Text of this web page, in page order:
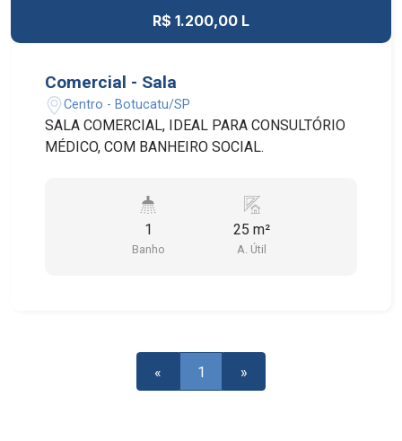
R$ 1.200,00 L
Comercial - Sala
Centro - Botucatu/SP
SALA COMERCIAL, IDEAL PARA CONSULTÓRIO
MÉDICO, COM BANHEIRO SOCIAL.
1
Banho
25 m²
A. Útil
« 1 »